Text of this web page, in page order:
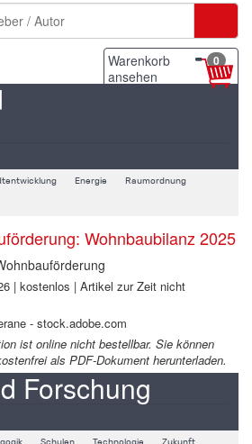
Warenkorb
ansehen
0
Energie Raumordnung
Wohnbaubilanz 2025
| kostenlos | Artikel zur Zeit nicht
- stock.adobe.com
ist online nicht bestellbar. Sie können
als PDF-Dokument herunterladen.
Forschung
Schulen Technologie Zukunft